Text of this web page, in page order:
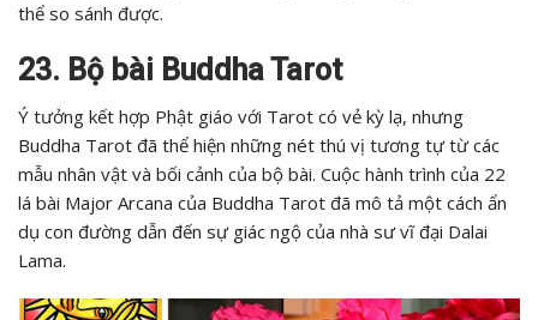
thể so sánh được.
23. Bộ bài Buddha Tarot
Ý tưởng kết hợp Phật giáo với Tarot có vẻ kỳ lạ, nhưng
Buddha Tarot đã thể hiện những nét thú vị tương tự từ các
mẫu nhân vật và bối cảnh của bộ bài. Cuộc hành trình của 22
lá bài Major Arcana của Buddha Tarot đã mô tả một cách ẩn
dụ con đường dẫn đến sự giác ngộ của nhà sư vĩ đại Dalai
Lama.